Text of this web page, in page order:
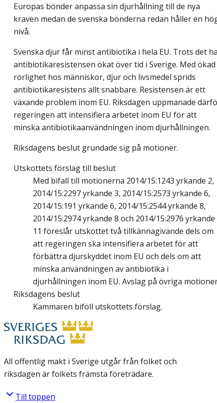
Europas bönder anpassa sin djurhållning till de nya
kraven medan de svenska bönderna redan håller en
nivå.
Svenska djur får minst antibiotika i hela EU. Trots det
antibiotikaresistensen ökat över tid i Sverige. Med ökad
rörlighet hos människor, djur och livsmedel sprids
antibiotikaresistens allt snabbare. Resistensen är ett
växande problem inom EU. Riksdagen uppmanade
regeringen att intensifiera arbetet inom EU för att
minska antibiotikaanvändningen inom djurhållningen.
Riksdagens beslut grundade sig på motioner.
Utskottets förslag till beslut
Med bifall till motionerna 2014/15:1243 yrkande 2,
2014/15:2297 yrkande 3, 2014/15:2573 yrkande 6,
2014/15:191 yrkande 6, 2014/15:2544 yrkande 8,
2014/15:2974 yrkande 8 och 2014/15:2976 yrkande
11 föreslår utskottet två tillkännagivande dels om
att regeringen ska intensifiera arbetet för att
förbättra djurskyddet inom EU och dels om att
minska användningen av antibiotika i
djurhållningen inom EU. Avslag på övriga
Riksdagens beslut
Kammaren biföll utskottets förslag.
All offentlig makt i Sverige utgår från folket och
riksdagen är folkets främsta företrädare.
Till toppen